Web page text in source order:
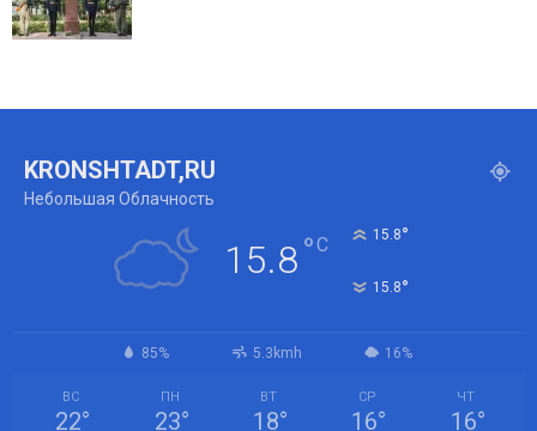
KRONSHTADT,RU
Небольшая Облачность
15.8°C 15.8°
15.8°
85% 5.3kmh 16%
ВС
22°
ПН
23°
ВТ
18°
СР
16°
ЧТ
16°